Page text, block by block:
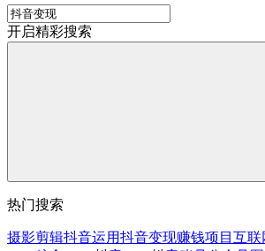
开启精彩搜索
热门搜索
摄影剪辑抖音运用抖音变现赚钱项目 互联